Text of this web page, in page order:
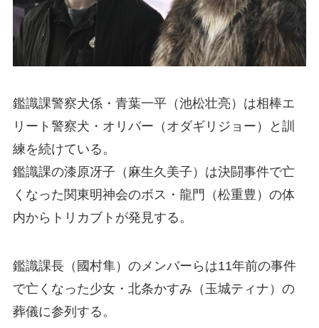
鑑識課警察犬係・青葉一平（池松壮亮）は相棒エ
リート警察犬・オリバー（オダギリジョー）と訓
練を続けている。
鑑識課の漆原冴子（麻生久美子）は決闘事件で亡
くなった関東明神会のボス・龍門（松重豊）の体
内からトリカブトが発見する。
鑑識課長（國村隼）のメンバーらは11年前の事件
で亡くなった少女・北条かすみ（玉城ティナ）の
葬儀に参列する。